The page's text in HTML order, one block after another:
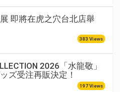
即將在虎之穴台北店舉
383 Views
2026「水龍敬」
ズ受注再販決定！
197 Views